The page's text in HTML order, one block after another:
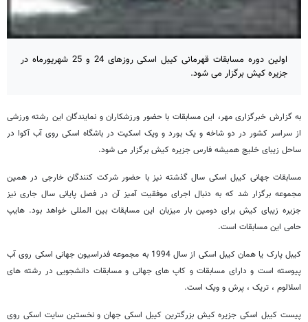
اولین دوره مسابقات قهرمانی کیبل اسکی روزهای 24 و 25 شهریورماه در
جزیره کیش برگزار می شود.
به گزارش خبرگزاری مهر، این مسابقات با حضور ورزشکاران و نمایندگان این رشته ورزشی
از سراسر کشور در دو شاخه و یک بورد و ویک اسکیت در باشگاه اسکی روی آب آکوا در
ساحل زیبای خلیج همیشه فارس جزیره کیش برگزار می شود.
مسابقات جهانی کیبل اسکی سال گذشته نیز با حضور شرکت کنندگان خارجی در همین
مجموعه برگزار شد که به دنبال اجرای موفقیت آمیز آن در فصل پایانی سال جاری نیز
جزیره زیبای کیش برای دومین بار میزبان این مسابقات بین المللی خواهد بود. هایپ
حامی این مسابقات است.
کیبل پارک یا همان کیبل اسکی از سال 1994 به مجموعه فدراسیون جهانی اسکی روی آب
پیوسته است و دارای مسابقات و کاپ های جهانی و مسابقات دانشجویی در رشته های
اسلالوم ، تریک ، پرش و ویک است.
پیست کیبل اسکی جزیره کیش بزرگترین کیبل اسکی جهان و نخستین سایت اسکی روی